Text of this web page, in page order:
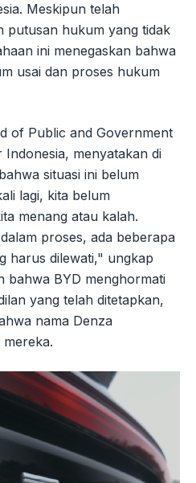
Meskipun telah
putusan hukum yang tidak
ini menegaskan bahwa
usai dan proses hukum
of Public and Government
menyatakan di
situasi ini belum
lagi, kita belum
menang atau kalah.
proses, ada beberapa
harus dilewati," ungkap
bahwa BYD menghormati
yang telah ditetapkan,
nama Denza